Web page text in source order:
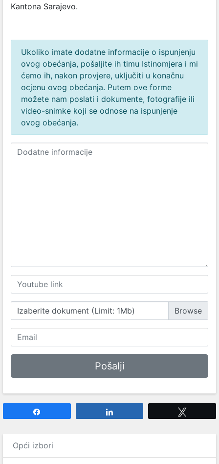
Kantona Sarajevo.
Ukoliko imate dodatne informacije o ispunjenju
ovog obećanja, pošaljite ih timu Istinomjera i mi
ćemo ih, nakon provjere, uključiti u konačnu
ocjenu ovog obećanja. Putem ove forme
možete nam poslati i dokumente, fotografije ili
video-snimke koji se odnose na ispunjenje
ovog obećanja.
Izaberite dokument (Limit: 1Mb)
Opći izbori